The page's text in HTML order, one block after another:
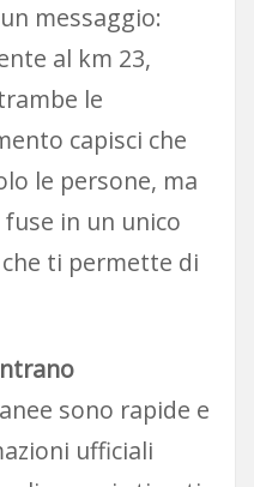
messaggio:
al km 23,
le
capisci che
le persone, ma
in un unico
ti permette di
sono rapide e
ufficiali